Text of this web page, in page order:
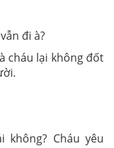
đi à?
cháu lại không đốt
Cháu yêu